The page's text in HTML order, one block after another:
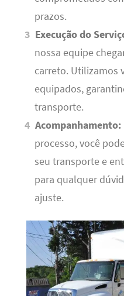
prazos.
Execução do
nossa equipe
carreto. Utilizamos
equipados,
transporte.
Acompanhamento:
processo, você
seu transporte e
para qualquer
ajuste.